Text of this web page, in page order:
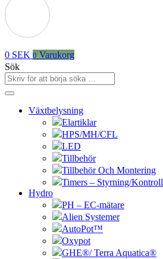
0 SEK 0 Varukorg
Sök
Växtbelysning
Elartiklar
HPS/MH/CFL
LED
Tillbehör
Tillbehör Och Montering
Timers – Styrning/Kontroll
Hydro
PH – EC-mätare
Alien Systemer
AutoPot™
Oxypot
GHE®/ Terra Aquatica®